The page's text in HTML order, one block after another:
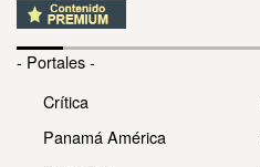
- Portales -
Crítica
Panamá América